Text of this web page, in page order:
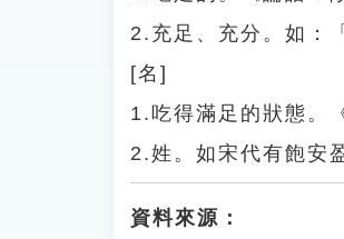
2.充足、充分。如：
[名]
1.吃得滿足的狀態。
2.姓。如宋代有飽安
資料來源：